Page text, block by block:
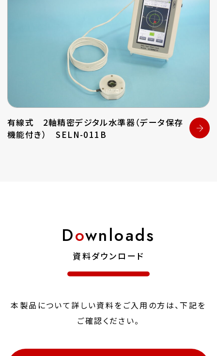
有線式 2軸精密デジタル水準器（データ保存
機能付き） SELN-011B
Downloads
資料ダウンロード
本製品について詳しい資料をご入用の方は、下記を
ご確認ください。